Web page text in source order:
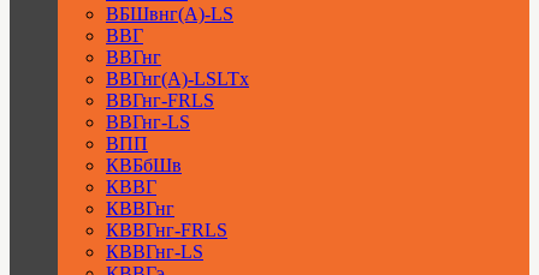
ВБШвнг(А)-LS
ВВГ
ВВГнг
ВВГнг(А)-LSLTx
ВВГнг-FRLS
ВВГнг-LS
ВПП
КВБбШв
КВВГ
КВВГнг
КВВГнг-FRLS
КВВГнг-LS